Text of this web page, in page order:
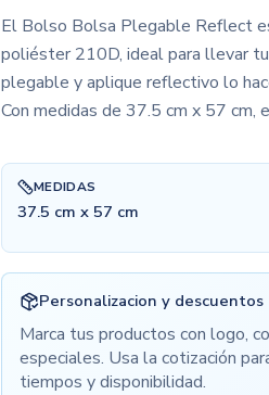
El Bolso Bolsa Plegable Reflect
poliéster 210D, ideal para llevar
plegable y aplique reflectivo lo
Con medidas de 37.5 cm x 57
MEDIDAS
37.5 cm x 57 cm
Personalizacion y descuentos
Marca tus productos con logo,
especiales. Usa la cotización
tiempos y disponibilidad.